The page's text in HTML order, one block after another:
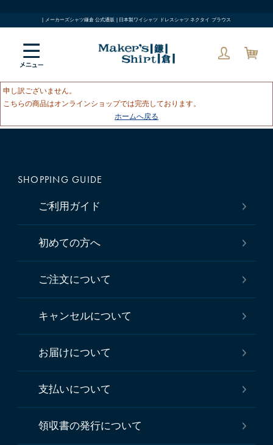
| メーカーズシャツ鎌倉 公式通販 | 日本製ワイシャツ ドレスシャツ ネクタイ ブラウス
申し訳ございません。
こちらの商品はオンラインショップでは完売しております。
ホームへ戻る
SHOPPING GUIDE
ご利用ガイド
初めての方へ
ご注文について
キャンセルについて
お届けについて
支払いについて
領収書の発行について